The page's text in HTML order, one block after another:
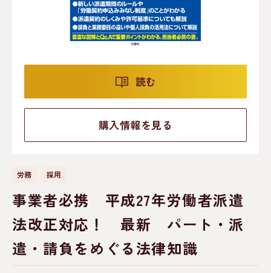
読む
購入情報を見る
労務 採用
事業者必携 平成27年労働者派遣
法改正対応！ 最新 パート・派
遣・請負をめぐる法律知識